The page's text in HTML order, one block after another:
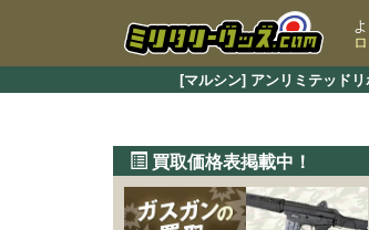
[マルシン] アンリミテッド
買取価格表掲載中！